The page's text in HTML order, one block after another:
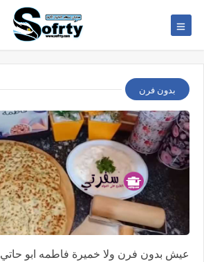
بدون فرن
عيش بدون فرن ولا خميرة فاطمه ابو حاتي